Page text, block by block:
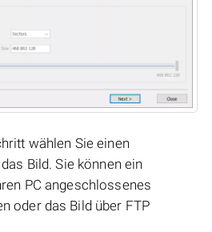
wählen Sie einen
Bild. Sie können ein
PC angeschlossenes
oder das Bild über FTP